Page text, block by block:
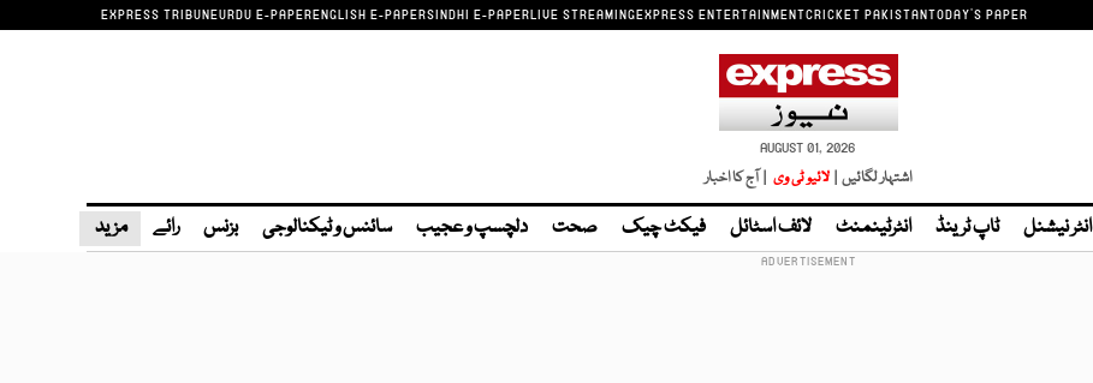
EXPRESS TRIBUNEURDU E-PAPERENGLISH E-PAPERSINDHI E-PAPERLIVE STREAMINGEXPRESS ENTERTAINMENTCRICKET PAKISTANTODAY'S PAPER
AUGUST 01, 2026
اشتہار لگائیں | لائیو ٹی وی | آج کا اخبار
انٹر نیشنل ٹاپ ٹرینڈ انٹرٹینمنٹ لائف اسٹائل فیکٹ چیک صحت دلچسپ و عجیب سائنس و ٹیکنالوجی بزنس رائے مزید